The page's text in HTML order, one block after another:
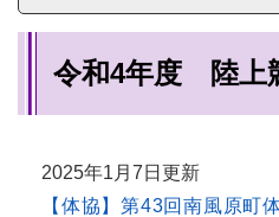
令和4年度 陸上
2025年1月7日更新
【体協】第43回南風原町